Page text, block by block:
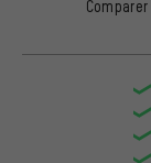
Comparer